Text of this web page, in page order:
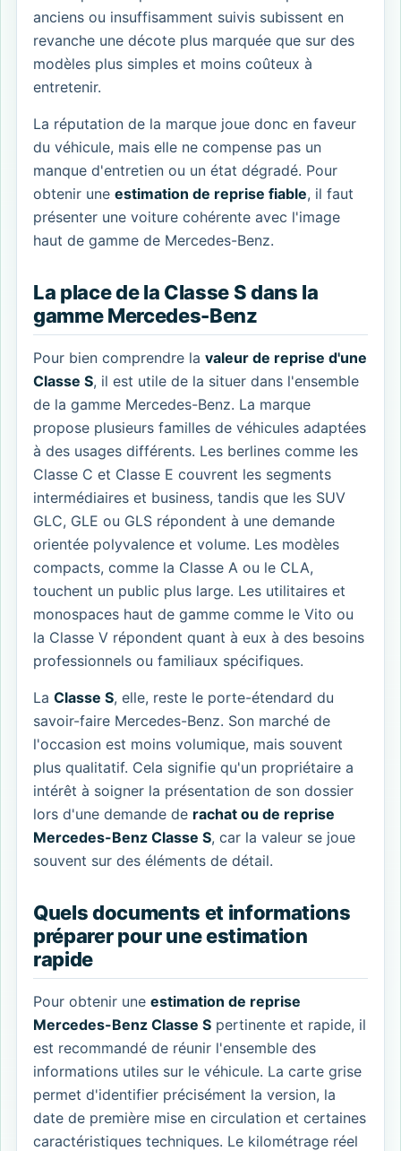
anciens ou insuffisamment suivis subissent en
revanche une décote plus marquée que sur des
modèles plus simples et moins coûteux à
entretenir.
La réputation de la marque joue donc en faveur
du véhicule, mais elle ne compense pas un
manque d'entretien ou un état dégradé. Pour
obtenir une estimation de reprise fiable, il faut
présenter une voiture cohérente avec l'image
haut de gamme de Mercedes-Benz.
La place de la Classe S dans la
gamme Mercedes-Benz
Pour bien comprendre la valeur de reprise d'une
Classe S, il est utile de la situer dans l'ensemble
de la gamme Mercedes-Benz. La marque
propose plusieurs familles de véhicules adaptées
à des usages différents. Les berlines comme les
Classe C et Classe E couvrent les segments
intermédiaires et business, tandis que les SUV
GLC, GLE ou GLS répondent à une demande
orientée polyvalence et volume. Les modèles
compacts, comme la Classe A ou le CLA,
touchent un public plus large. Les utilitaires et
monospaces haut de gamme comme le Vito ou
la Classe V répondent quant à eux à des besoins
professionnels ou familiaux spécifiques.
La Classe S, elle, reste le porte-étendard du
savoir-faire Mercedes-Benz. Son marché de
l'occasion est moins volumique, mais souvent
plus qualitatif. Cela signifie qu'un propriétaire a
intérêt à soigner la présentation de son dossier
lors d'une demande de rachat ou de reprise
Mercedes-Benz Classe S, car la valeur se joue
souvent sur des éléments de détail.
Quels documents et informations
préparer pour une estimation
rapide
Pour obtenir une estimation de reprise
Mercedes-Benz Classe S pertinente et rapide, il
est recommandé de réunir l'ensemble des
informations utiles sur le véhicule. La carte grise
permet d'identifier précisément la version, la
date de première mise en circulation et certaines
caractéristiques techniques. Le kilométrage réel